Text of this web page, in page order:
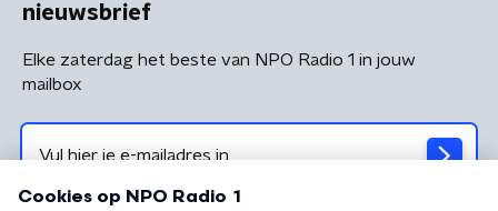
nieuwsbrief
Elke zaterdag het beste van NPO Radio 1 in jouw
mailbox